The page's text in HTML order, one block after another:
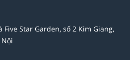
Five Star Garden, số 2 Kim Giang,